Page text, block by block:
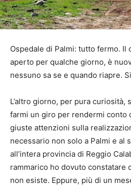
Ospedale di Palmi: tutto fermo. Il
aperto per qualche giorno, è
nessuno sa se e quando riapre.
L’altro giorno, per pura curiosità,
farmi un giro per rendermi conto
giuste attenzioni sulla
necessario non solo a Palmi e al
all’intera provincia di Reggio
rammarico ho dovuto constatare
non esiste. Eppure, più di un